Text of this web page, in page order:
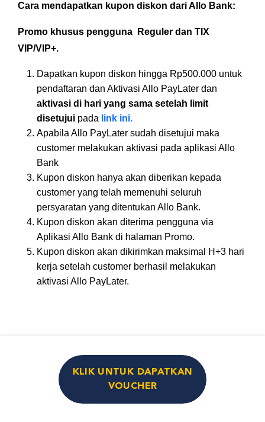
Cara mendapatkan kupon diskon dari Allo Bank:
Promo khusus pengguna Reguler dan TIX
VIP/VIP+.
Dapatkan kupon diskon hingga Rp500.000 untuk
pendaftaran dan Aktivasi Allo PayLater dan
aktivasi di hari yang sama setelah limit
disetujui pada link ini.
Apabila Allo PayLater sudah disetujui maka
customer melakukan aktivasi pada aplikasi Allo
Bank
Kupon diskon hanya akan diberikan kepada
customer yang telah memenuhi seluruh
persyaratan yang ditentukan Allo Bank.
Kupon diskon akan diterima pengguna via
Aplikasi Allo Bank di halaman Promo.
Kupon diskon akan dikirimkan maksimal H+3 hari
kerja setelah customer berhasil melakukan
aktivasi Allo PayLater.
KLIK UNTUK DAPATKAN
VOUCHER